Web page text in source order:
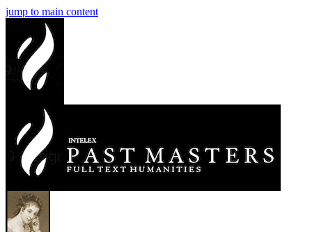
jump to main content